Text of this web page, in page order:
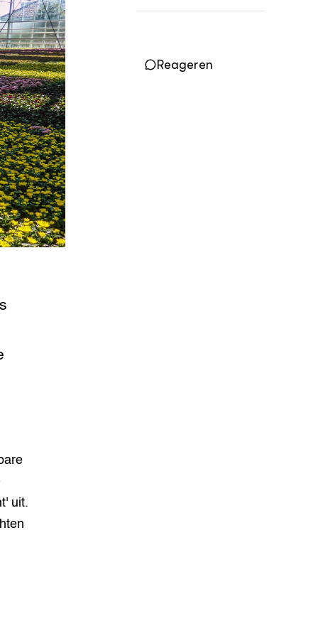
LEREN
Wiki Groen Kennisnet
GROEN KENNISNET
Over ons
Contact
ENGLISH
Search the Knowledge base
uit.
Reageren